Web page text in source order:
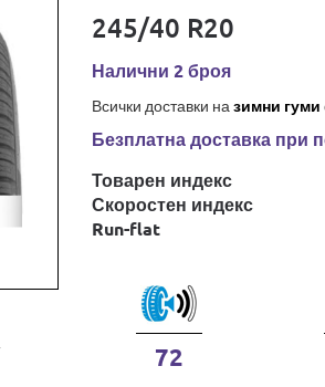
245/40 R20
Налични 2 броя
Всички доставки на зимни гуми
Безплатна доставка при
Товарен индекс
Скоростен индекс
Run-flat
72